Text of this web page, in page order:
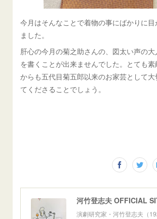
今月はそんなことで着物の事にばかりに
ました。
肝心の今月の菊之助さんの、図太い声の大
を書くことが出来ませんでした。とても
からも五代目菊五郎以来のお家芸として大
てくださることでしょう。
(良
河竹登志夫 OFFICIAL
演劇研究家・河竹登志夫（